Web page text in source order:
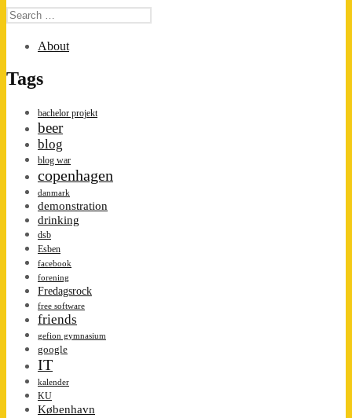
Search
for:
About
Tags
bachelor projekt
beer
blog
blog war
copenhagen
danmark
demonstration
drinking
dsb
Esben
facebook
forening
Fredagsrock
free software
friends
gefion gymnasium
google
IT
kalender
KU
København